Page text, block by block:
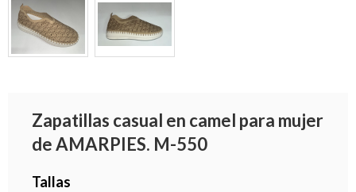
Zapatillas casual en camel para mujer
de AMARPIES. M-550
Tallas